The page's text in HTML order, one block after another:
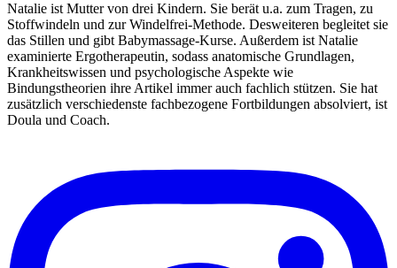
Natalie ist Mutter von drei Kindern. Sie berät u.a. zum Tragen, zu
Stoffwindeln und zur Windelfrei-Methode. Desweiteren begleitet sie
das Stillen und gibt Babymassage-Kurse. Außerdem ist Natalie
examinierte Ergotherapeutin, sodass anatomische Grundlagen,
Krankheitswissen und psychologische Aspekte wie
Bindungstheorien ihre Artikel immer auch fachlich stützen. Sie hat
zusätzlich verschiedenste fachbezogene Fortbildungen absolviert, ist
Doula und Coach.